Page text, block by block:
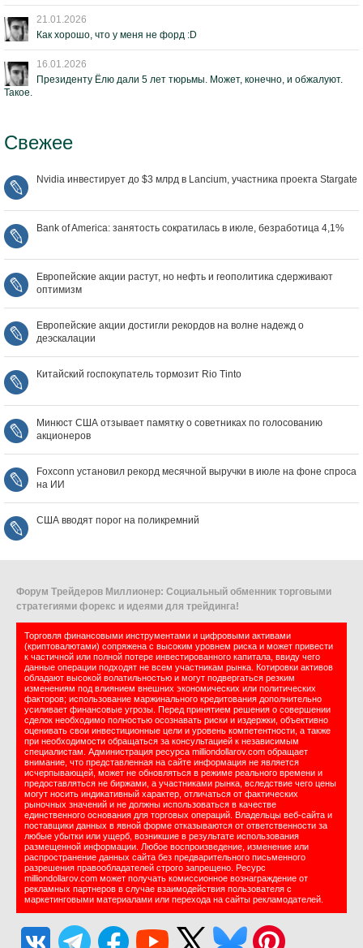
21.01.2026
Как хорошо, что у меня не форд :D
16.01.2026
Президенту Ёлю дали 5 лет тюрьмы. Может, конечно, и обжалуют.
Такое.
Свежее
Nvidia инвестирует до $3 млрд в Lancium, участника проекта Stargate
Bank of America: занятость сократилась в июле, безработица 4,1%
Европейские акции растут, но нефть и геополитика сдерживают
оптимизм
Европейские акции достигли рекордов на волне надежд о
деэскалации
Китайский госпокупатель тормозит Rio Tinto
Минюст США отзывает памятку о советниках по голосованию
акционеров
Foxconn установил рекорд месячной выручки в июле на фоне спроса
на ИИ
США вводят порог на поликремний
Форум Трейдеров Миллионер: Социальный обменник торговыми
стратегиями форекс и идеями для трейдинга!
Торговля финансовыми инструментами и цифровыми активами
(криптовалютами) сопряжена с высоким уровнем риска и может привести
к частичной или полной потере инвестированного капитала, ввиду чего
данные операции подходят не всем участникам рынка. Котировки активов
обладают высокой волатильностью и могут подвергаться резким
изменениям под влиянием внешних экономических или политических
факторов; использование маржинального кредитования дополнительно
усиливает финансовые угрозы. Перед принятием решения о совершении
сделок необходимо полностью осознавать риски и издержки, объективно
оценивать свои инвестиционные цели и уровень компетентности, а также
при необходимости обращаться за консультацией к независимым
специалистам. Администрация ресурса milliondollarov.com обращает
внимание, что представленная на сайте информация не является
исчерпывающей, может не обновляться в режиме реального времени и
предоставляться не биржами, а участниками рынка, вследствие чего цены
могут носить индикативный характер, отличаться от фактических
рыночных значений и не должны использоваться в качестве
единственного основания для торговых операций. Владельцы веб-сайта и
поставщики данных в явной форме отказываются от ответственности за
любые убытки или ущерб, возникшие в результате использования
размещенной информации. Любое воспроизведение, изменение или
распространение данных сайта без предварительного письменного
разрешения правообладателей строго запрещено. Ресурс
milliondollarov.com может получать комиссионное вознаграждение от
рекламных партнеров в случае взаимодействия пользователя с
маркетинговыми материалами или перехода на сайты рекламодателей.